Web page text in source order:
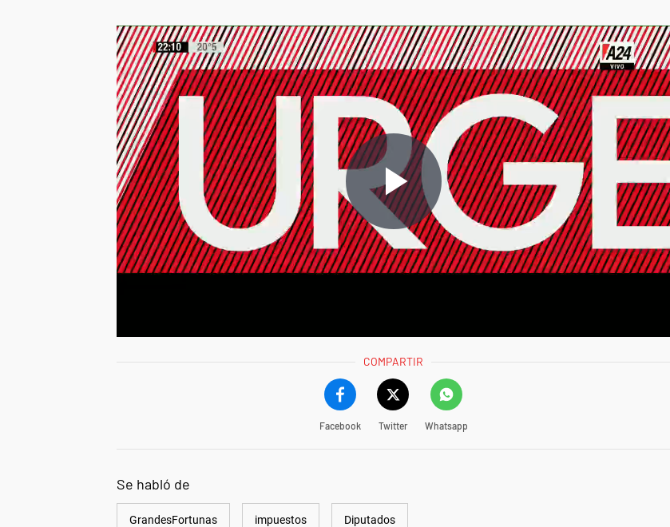
COMPARTIR
Facebook Twitter Whatsapp
Se habló de
GrandesFortunas impuestos Diputados